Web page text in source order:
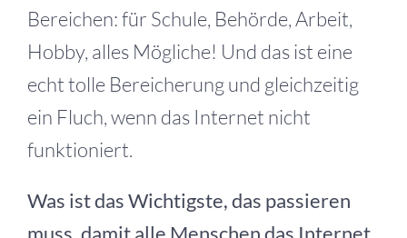
Bereichen: für Schule, Behörde, Arbeit,
Hobby, alles Mögliche! Und das ist eine
echt tolle Bereicherung und gleichzeitig
ein Fluch, wenn das Internet nicht
funktioniert.
Was ist das Wichtigste, das passieren